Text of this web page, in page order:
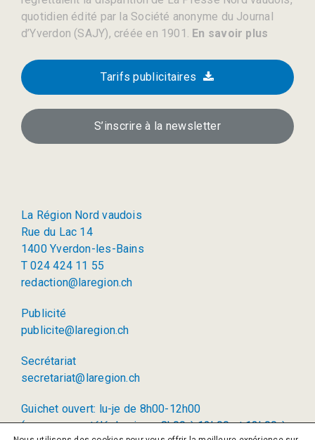
quotidien édité par la Société anonyme du Journal
d’Yverdon (SAJY), créée en 1901. En savoir plus
Tarifs publicitaires
S’inscrire à la newsletter
La Région Nord vaudois
Rue du Lac 14
1400 Yverdon-les-Bains
T 024 424 11 55
redaction@laregion.ch
Publicité
publicite@laregion.ch
Secrétariat
secretariat@laregion.ch
Guichet ouvert: lu-je de 8h00-12h00
(permanence téléphonique: 8h00 à 12h00 et 13h00 à